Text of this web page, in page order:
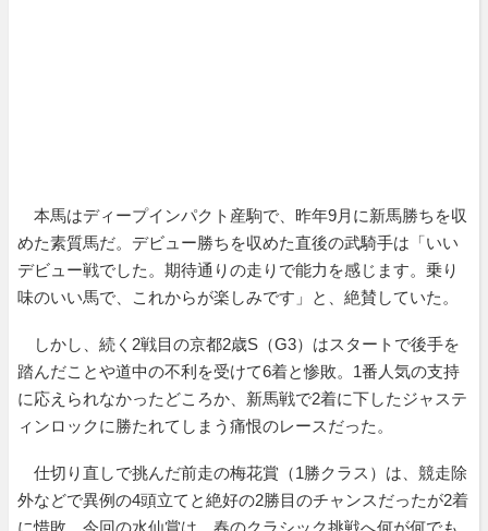
本馬はディープインパクト産駒で、昨年9月に新馬勝ちを収
めた素質馬だ。デビュー勝ちを収めた直後の武騎手は「いい
デビュー戦でした。期待通りの走りで能力を感じます。乗り
味のいい馬で、これからが楽しみです」と、絶賛していた。
しかし、続く2戦目の京都2歳S（G3）はスタートで後手を
踏んだことや道中の不利を受けて6着と惨敗。1番人気の支持
に応えられなかったどころか、新馬戦で2着に下したジャステ
ィンロックに勝たれてしまう痛恨のレースだった。
仕切り直しで挑んだ前走の梅花賞（1勝クラス）は、競走除
外などで異例の4頭立てと絶好の2勝目のチャンスだったが2着